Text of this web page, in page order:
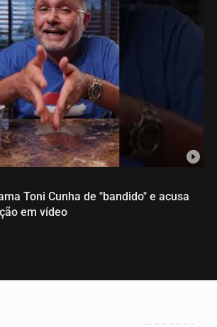
Toni Cunha de "bandido" e acusa
em vídeo